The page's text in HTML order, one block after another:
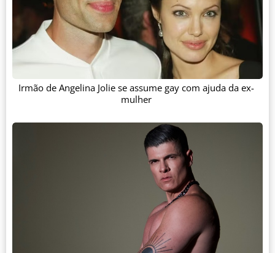
Irmão de Angelina Jolie se assume gay com ajuda da ex-
mulher